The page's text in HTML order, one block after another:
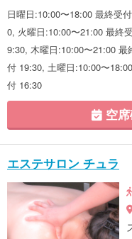
日曜日:10:00〜18:00 最終受
0, 火曜日:10:00〜21:00 最終
9:30, 木曜日:10:00〜21:00
付 19:30, 土曜日:10:00〜
付 16:30
空
エステサロン チュラ